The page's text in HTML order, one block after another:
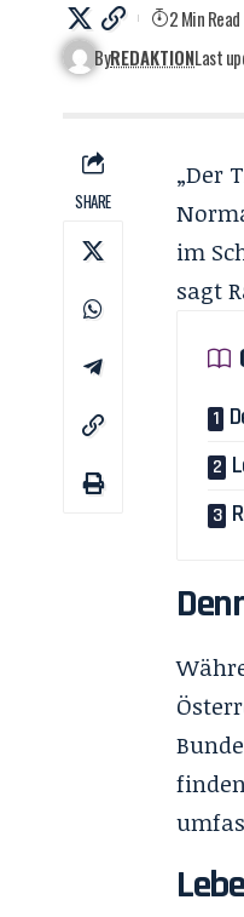
ByREDAKTIONLast
2 Min Read
SHARE
„Der
im
sagt